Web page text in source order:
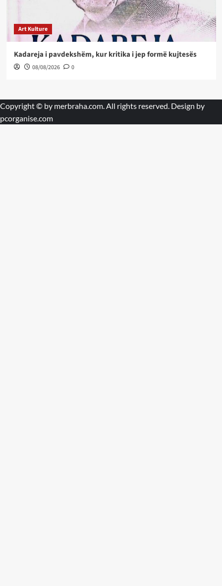
Art Kulture
Kadareja i pavdekshëm, kur kritika i jep formë kujtesës
08/08/2026 0
Copyright © by merbraha.com. All rights reserved. Design by
pcorganise.com